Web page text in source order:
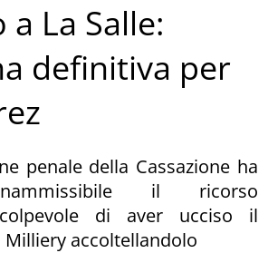
La Salle:
definitiva per
penale della Cassazione ha
il ricorso
di aver ucciso il
Milliery accoltellandolo